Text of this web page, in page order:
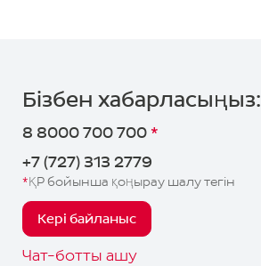
Заңды тұлға
калькуляторда есептеу
қажет, ал өтінімді
емес)
Басқару
Telegram-чат
Шарт
Байланыс
телефондары:
Бізбен хабарласыңыз:
8 8000 700 700 *
+7 (727) 313 2779
*ҚР бойынша қоңырау шалу тегін
Кері байланыс
Чат-ботты ашу